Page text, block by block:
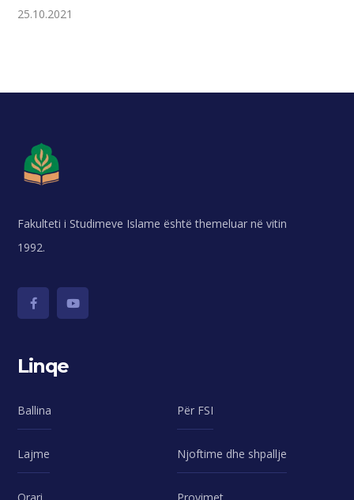
25.10.2021
Fakulteti i Studimeve Islame është themeluar në vitin
1992.
Linqe
Ballina Për FSI
Lajme Njoftime dhe shpallje
Orari Provimet